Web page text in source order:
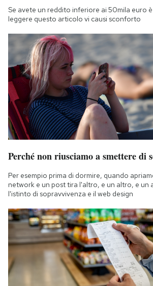
Se avete un reddito inferiore ai 50mila euro
leggere questo articolo vi causi sconforto
Perché non riusciamo a smettere di
Per esempio prima di dormire, quando
network e un post tira l'altro, e un altro, e un
l'istinto di sopravvivenza e il web design